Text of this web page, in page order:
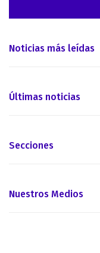
Noticias más leídas
Últimas noticias
Secciones
Nuestros Medios